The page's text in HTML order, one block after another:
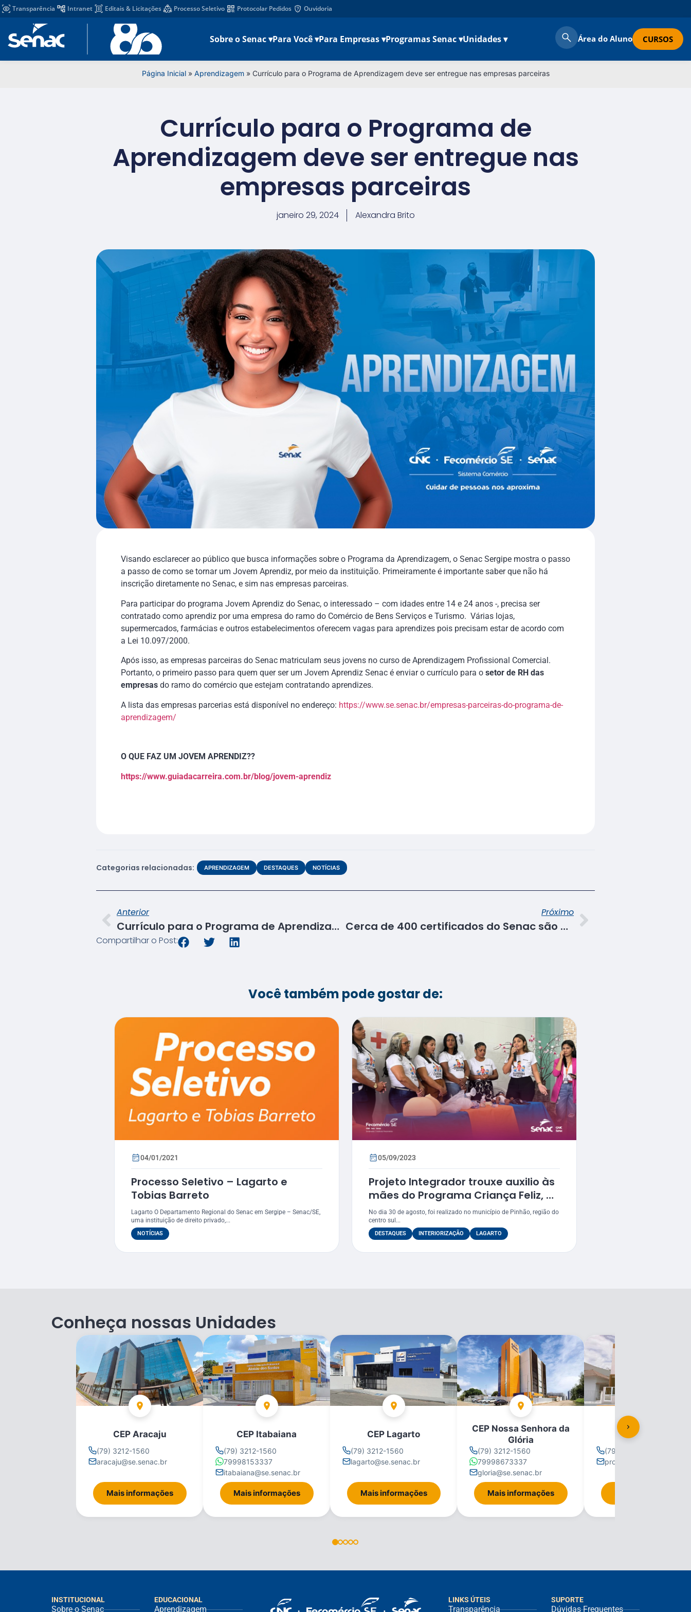
Transparência Intranet Editais & Licitações Processo Seletivo Protocolar Pedidos Ouvidoria
Sobre o Senac ▾Para Você ▾Para Empresas ▾Programas Senac ▾Unidades ▾ Área do Aluno CURSOS
Página Inicial» Aprendizagem» Currículo para o Programa de Aprendizagem deve ser entregue nas empresas parceiras
Currículo para o Programa de
Aprendizagem deve ser entregue nas
empresas parceiras
janeiro 29, 2024 Alexandra Brito
Visando esclarecer ao público que busca informações sobre o Programa da Aprendizagem, o Senac Sergipe mostra o passo
a passo de como se tornar um Jovem Aprendiz, por meio da instituição. Primeiramente é importante saber que não há
inscrição diretamente no Senac, e sim nas empresas parceiras.
Para participar do programa Jovem Aprendiz do Senac, o interessado – com idades entre 14 e 24 anos -, precisa ser
contratado como aprendiz por uma empresa do ramo do Comércio de Bens Serviços e Turismo. Várias lojas,
supermercados, farmácias e outros estabelecimentos oferecem vagas para aprendizes pois precisam estar de acordo com
a Lei 10.097/2000.
Após isso, as empresas parceiras do Senac matriculam seus jovens no curso de Aprendizagem Profissional Comercial.
Portanto, o primeiro passo para quem quer ser um Jovem Aprendiz Senac é enviar o currículo para o setor de RH das
empresas do ramo do comércio que estejam contratando aprendizes.
A lista das empresas parcerias está disponível no endereço: https://www.se.senac.br/empresas-parceiras-do-programa-de-
aprendizagem/
O QUE FAZ UM JOVEM APRENDIZ??
https://www.guiadacarreira.com.br/blog/jovem-aprendiz
Categorias relacionadas: APRENDIZAGEM DESTAQUES NOTÍCIAS
Anterior
Currículo para o Programa de Aprendizagem deve ser entregue nas empresas parceiras
Próximo
Cerca de 400 certificados do Senac são entregues em Estância
Compartilhar o Post:
Você também pode gostar de:
04/01/2021
Processo Seletivo – Lagarto e
Tobias Barreto
Lagarto O Departamento Regional do Senac em Sergipe – Senac/SE,
uma instituição de direito privado,...
NOTÍCIAS
05/09/2023
Projeto Integrador trouxe auxilio às
mães do Programa Criança Feliz, do
Governo Federal
No dia 30 de agosto, foi realizado no município de Pinhão, região do
centro sul...
DESTAQUES INTERIORIZAÇÃO LAGARTO
Conheça nossas Unidades
CEP Aracaju
(79) 3212-1560
aracaju@se.senac.br
Mais informações
CEP Itabaiana
(79) 3212-1560
79998153337
itabaiana@se.senac.br
Mais informações
CEP Lagarto
(79) 3212-1560
lagarto@se.senac.br
Mais informações
CEP Nossa Senhora da
Glória
(79) 3212-1560
79998673337
gloria@se.senac.br
Mais informações
CEP Propriá
(79) 3212-1560
propria@se.senac.br
INSTITUCIONAL
Sobre o Senac
EDUCACIONAL
Aprendizagem
LINKS ÚTEIS
Transparência
SUPORTE
Dúvidas Frequentes